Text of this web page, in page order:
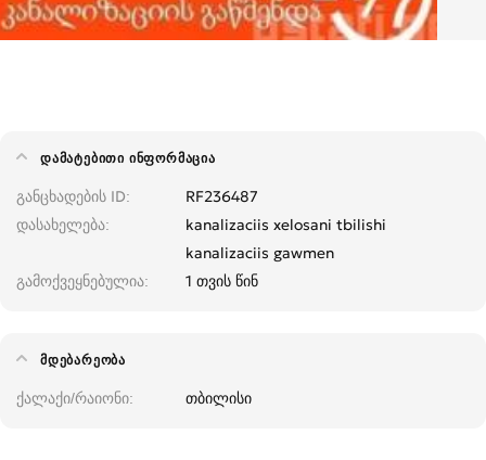
ᲓᲐᲛᲐᲢᲔᲑᲘᲗᲘ ᲘᲜᲤᲝᲠᲛᲐᲪᲘᲐ
განცხადების ID
RF236487
დასახელება
kanalizaciis xelosani tbilishi
kanalizaciis gawmen
გამოქვეყნებულია
1 თვის წინ
ᲛᲓᲔᲑᲐᲠᲔᲝᲑᲐ
ქალაქი/რაიონი თბილისი